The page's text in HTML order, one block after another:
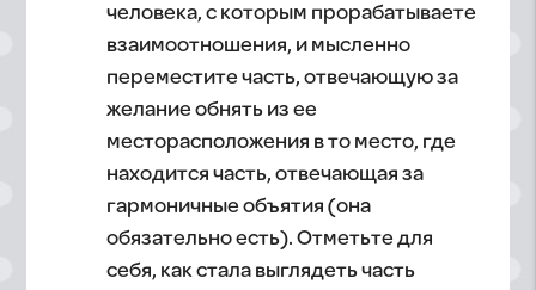
человека, с которым прорабатываете
взаимоотношения, и мысленно
переместите часть, отвечающую за
желание обнять из ее
месторасположения в то место, где
находится часть, отвечающая за
гармоничные объятия (она
обязательно есть). Отметьте для
себя, как стала выглядеть часть